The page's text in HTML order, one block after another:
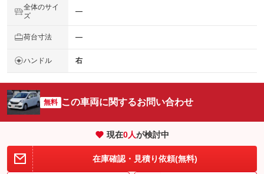
全体のサイ
ズ
―
荷台寸法 ―
ハンドル 右
無料 この車両に関するお問い合わせ
現在0人が検討中
在庫確認・見積り依頼(無料)